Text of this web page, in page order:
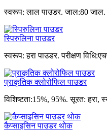
स्वरूप: लाल पाउडर. जाल:80 जाल.
स्पिरुलिना पाउडर
स्वरूप: हरा पाउडर. परीक्षण
प्राकृतिक क्लोरोफिल पाउडर
विशिष्टता:15%, 95%. सूरत: हरा,
कैप्साइसिन पाउडर थोक